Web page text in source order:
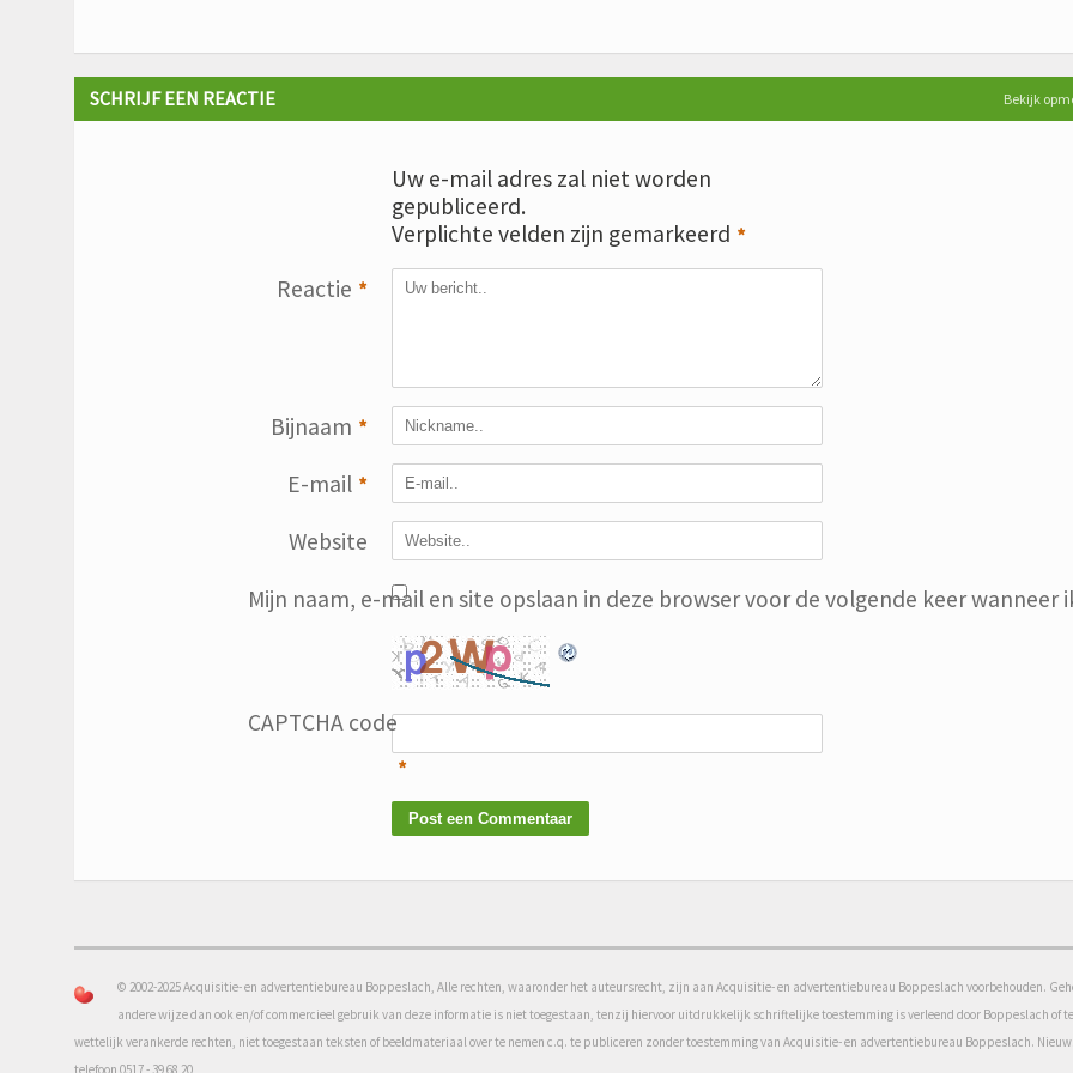
Bekijk
SCHRIJF EEN REACTIE
Uw e-mail adres zal niet worden
gepubliceerd.
Verplichte velden zijn gemarkeerd *
Reactie *
Bijnaam *
E-mail *
Website
Mijn naam, e-mail en site opslaan in deze browser voor de volgende keer wanneer
CAPTCHA code
*
© 2002-2025 Acquisitie- en advertentiebureau Boppeslach, Alle rechten, waaronder het auteursrecht, zijn aan Acquisitie- en advertentiebureau Boppeslach voorbehouden.
andere wijze dan ook en/of commercieel gebruik van deze informatie is niet toegestaan, tenzij hiervoor uitdrukkelijk schriftelijke toestemming is verleend door Boppeslach of
wettelijk verankerde rechten, niet toegestaan teksten of beeldmateriaal over te nemen c.q. te publiceren zonder toestemming van Acquisitie- en advertentiebureau Boppeslach.
telefoon 0517 - 39 68 20